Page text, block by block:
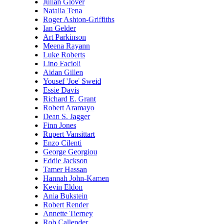
Julian Glover
Natalia Tena
Roger Ashton-Griffiths
Ian Gelder
Art Parkinson
Meena Rayann
Luke Roberts
Lino Facioli
Aidan Gillen
Yousef 'Joe' Sweid
Essie Davis
Richard E. Grant
Robert Aramayo
Dean S. Jagger
Finn Jones
Rupert Vansittart
Enzo Cilenti
George Georgiou
Eddie Jackson
Tamer Hassan
Hannah John-Kamen
Kevin Eldon
Ania Bukstein
Robert Render
Annette Tierney
Rob Callender